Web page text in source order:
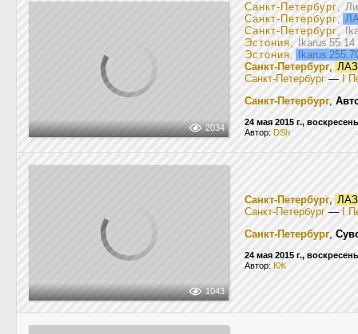
2034
Санкт-Петербург,
Санкт-Петербург,
Санкт-Петербург,
Эстония, Ikarus
Эстония,
Ikarus
Санкт-Петербург,
Санкт-Петербург —
I
Санкт-Петербург,
24 мая 2015 г.,
Автор: DSh
1043
Санкт-Петербург,
Санкт-Петербург —
I
Санкт-Петербург,
24 мая 2015 г.,
Автор: КЖ